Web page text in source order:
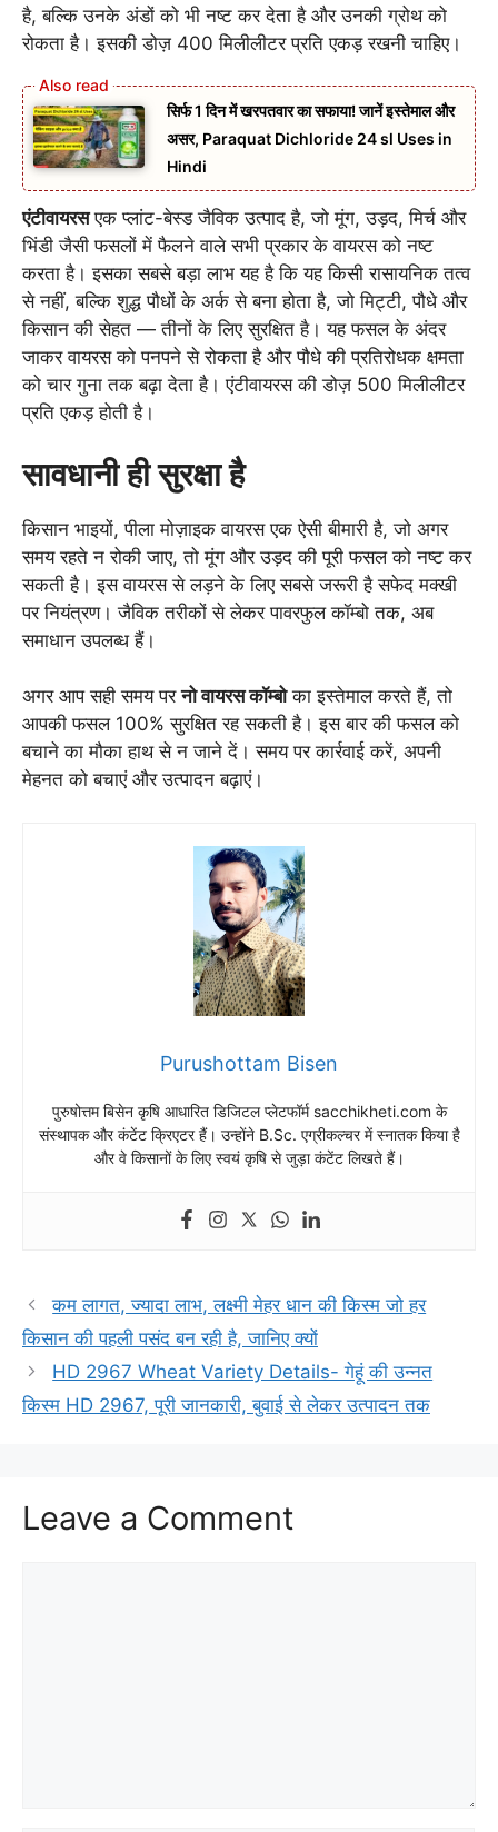
है, बल्कि उनके अंडों को भी नष्ट कर देता है और उनकी ग्रोथ को
रोकता है। इसकी डोज़ 400 मिलीलीटर प्रति एकड़ रखनी चाहिए।
सिर्फ 1 दिन में खरपतवार का सफाया! जानें इस्तेमाल और
असर, Paraquat Dichloride 24 sl Uses in
Hindi
एंटीवायरसएक प्लांट-बेस्ड जैविक उत्पाद है, जो मूंग, उड़द, मिर्च और
भिंडी जैसी फसलों में फैलने वाले सभी प्रकार के वायरस को नष्ट
करता है। इसका सबसे बड़ा लाभ यह है कि यह किसी रासायनिक तत्व
से नहीं, बल्कि शुद्ध पौधों के अर्क से बना होता है, जो मिट्टी, पौधे और
किसान की सेहत — तीनों के लिए सुरक्षित है। यह फसल के अंदर
जाकर वायरस को पनपने से रोकता है और पौधे की प्रतिरोधक क्षमता
को चार गुना तक बढ़ा देता है। एंटीवायरस की डोज़ 500 मिलीलीटर
प्रति एकड़ होती है।
सावधानी ही सुरक्षा है
किसान भाइयों, पीला मोज़ाइक वायरस एक ऐसी बीमारी है, जो अगर
समय रहते न रोकी जाए, तो मूंग और उड़द की पूरी फसल को नष्ट कर
सकती है। इस वायरस से लड़ने के लिए सबसे जरूरी है सफेद मक्खी
पर नियंत्रण। जैविक तरीकों से लेकर पावरफुल कॉम्बो तक, अब
समाधान उपलब्ध हैं।
अगर आप सही समय परनो वायरस कॉम्बोका इस्तेमाल करते हैं, तो
आपकी फसल 100% सुरक्षित रह सकती है। इस बार की फसल को
बचाने का मौका हाथ से न जाने दें। समय पर कार्रवाई करें, अपनी
मेहनत को बचाएं और उत्पादन बढ़ाएं।
Purushottam Bisen
पुरुषोत्तम बिसेन कृषि आधारित डिजिटल प्लेटफॉर्म sacchikheti.com के
संस्थापक और कंटेंट क्रिएटर हैं। उन्होंने B.Sc. एग्रीकल्चर में स्नातक किया है
और वे किसानों के लिए स्वयं कृषि से जुड़ा कंटेंट लिखते हैं।
कम लागत, ज्यादा लाभ, लक्ष्मी मेहर धान की किस्म जो हर
किसान की पहली पसंद बन रही है, जानिए क्यों
HD 2967 Wheat Variety Details- गेहूं की उन्नत
किस्म HD 2967, पूरी जानकारी, बुवाई से लेकर उत्पादन तक
Leave a Comment